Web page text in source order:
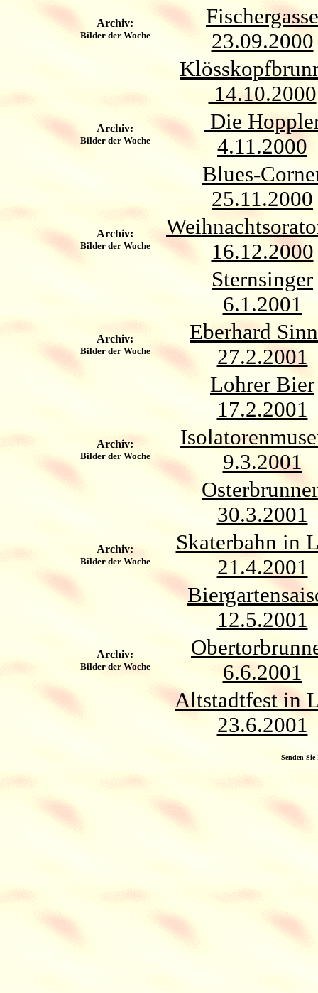
Archiv:
Bilder der Woche
Fischergasse
23.09.2000
14.10.2000
Archiv:
Bilder der Woche
Die
4.11.2000
Blues-
25.11.2000
Archiv:
Bilder der Woche
16.12.2000
Sternsinger
6.1.2001
Archiv:
Bilder der Woche
Eberhard
27.2.2001
Lohrer Bier
17.2.2001
Archiv:
Bilder der Woche
9.3.2001
30.3.2001
Archiv:
Bilder der Woche
Skaterbahn in
21.4.2001
12.5.2001
Archiv:
Bilder der Woche
6.6.2001
Altstadtfest in
23.6.2001
Senden